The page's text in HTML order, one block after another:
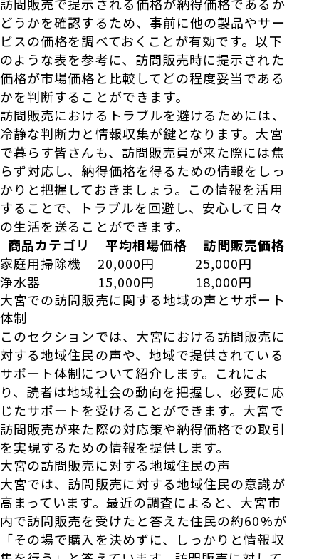
どうかを確認するため、事前に他の製品やサー
ビスの価格を調べておくことが有効です。以下
のような表を参考に、訪問販売時に提示された
価格が市場価格と比較してどの程度妥当である
かを判断することができます。
訪問販売におけるトラブルを避けるためには、
冷静な判断力と情報収集が鍵となります。大宮
で暮らす皆さんも、訪問販売員が来た際には焦
らず対応し、納得価格を得るための情報をしっ
かりと把握しておきましょう。この情報を活用
することで、トラブルを回避し、安心して日々
の生活を送ることができます。
商品カテゴリ
平均相場価格
訪問販売価格
家庭用掃除機
20,000円
25,000円
浄水器
15,000円
18,000円
大宮での訪問販売に関する地域の声とサポート
体制
このセクションでは、大宮における訪問販売に
対する地域住民の声や、地域で提供されている
サポート体制について紹介します。これによ
り、読者は地域社会の動向を把握し、必要に応
じたサポートを受けることができます。大宮で
訪問販売が来た際の対応策や納得価格での取引
を実現するための情報を提供します。
大宮の訪問販売に対する地域住民の声
大宮では、訪問販売に対する地域住民の意識が
高まっています。最近の調査によると、大宮市
内で訪問販売を受けたと答えた住民の約60%が
「その場で購入を決めずに、しっかりと情報収